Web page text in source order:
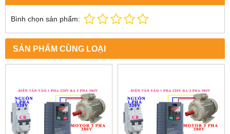
Bình chọn sản phẩm:
SẢN PHẨM CÙNG LOẠI